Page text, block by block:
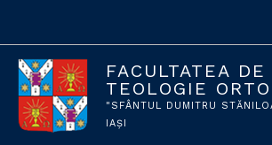
FACULTATEA DE
TEOLOGIE
"SFÂNTUL DUMITRU
IAȘI